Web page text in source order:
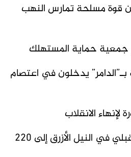
قوة مسلحة تمارس النهب
حماية المستهلك
يدخلون في اعتصام
الانقلاب
ارتفاع ضحايا الاقتتال القبلي في النيل الأزرق إلى 220